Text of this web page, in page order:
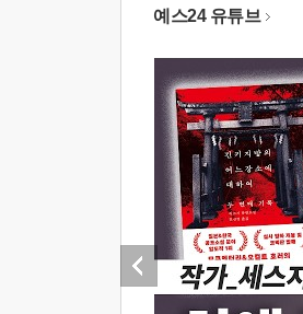
예스24 유튜브